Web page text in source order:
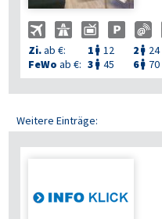
Zi.ab €: 1  12 2  24
FeWo ab €: 3  45 6 70
Weitere Einträge: